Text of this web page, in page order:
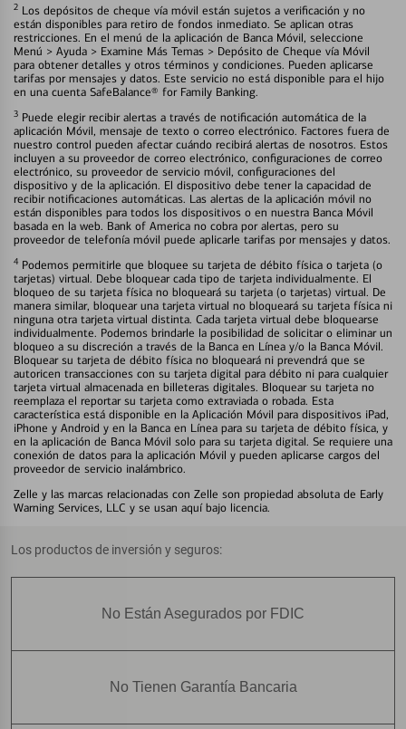
2 Los depósitos de cheque vía móvil están sujetos a verificación y no
están disponibles para retiro de fondos inmediato. Se aplican otras
restricciones. En el menú de la aplicación de Banca Móvil, seleccione
Menú > Ayuda > Examine Más Temas > Depósito de Cheque vía Móvil
para obtener detalles y otros términos y condiciones. Pueden aplicarse
tarifas por mensajes y datos. Este servicio no está disponible para el hijo
en una cuenta SafeBalance® for Family Banking.
3 Puede elegir recibir alertas a través de notificación automática de la
aplicación Móvil, mensaje de texto o correo electrónico. Factores fuera de
nuestro control pueden afectar cuándo recibirá alertas de nosotros. Estos
incluyen a su proveedor de correo electrónico, configuraciones de correo
electrónico, su proveedor de servicio móvil, configuraciones del
dispositivo y de la aplicación. El dispositivo debe tener la capacidad de
recibir notificaciones automáticas. Las alertas de la aplicación móvil no
están disponibles para todos los dispositivos o en nuestra Banca Móvil
basada en la web. Bank of America no cobra por alertas, pero su
proveedor de telefonía móvil puede aplicarle tarifas por mensajes y datos.
4 Podemos permitirle que bloquee su tarjeta de débito física o tarjeta (o
tarjetas) virtual. Debe bloquear cada tipo de tarjeta individualmente. El
bloqueo de su tarjeta física no bloqueará su tarjeta (o tarjetas) virtual. De
manera similar, bloquear una tarjeta virtual no bloqueará su tarjeta física ni
ninguna otra tarjeta virtual distinta. Cada tarjeta virtual debe bloquearse
individualmente. Podemos brindarle la posibilidad de solicitar o eliminar un
bloqueo a su discreción a través de la Banca en Línea y/o la Banca Móvil.
Bloquear su tarjeta de débito física no bloqueará ni prevendrá que se
autoricen transacciones con su tarjeta digital para débito ni para cualquier
tarjeta virtual almacenada en billeteras digitales. Bloquear su tarjeta no
reemplaza el reportar su tarjeta como extraviada o robada. Esta
característica está disponible en la Aplicación Móvil para dispositivos iPad,
iPhone y Android y en la Banca en Línea para su tarjeta de débito física, y
en la aplicación de Banca Móvil solo para su tarjeta digital. Se requiere una
conexión de datos para la aplicación Móvil y pueden aplicarse cargos del
proveedor de servicio inalámbrico.
Zelle y las marcas relacionadas con Zelle son propiedad absoluta de Early
Warning Services, LLC y se usan aquí bajo licencia.
Los productos de inversión y seguros:
No Están Asegurados por FDIC
No Tienen Garantía Bancaria